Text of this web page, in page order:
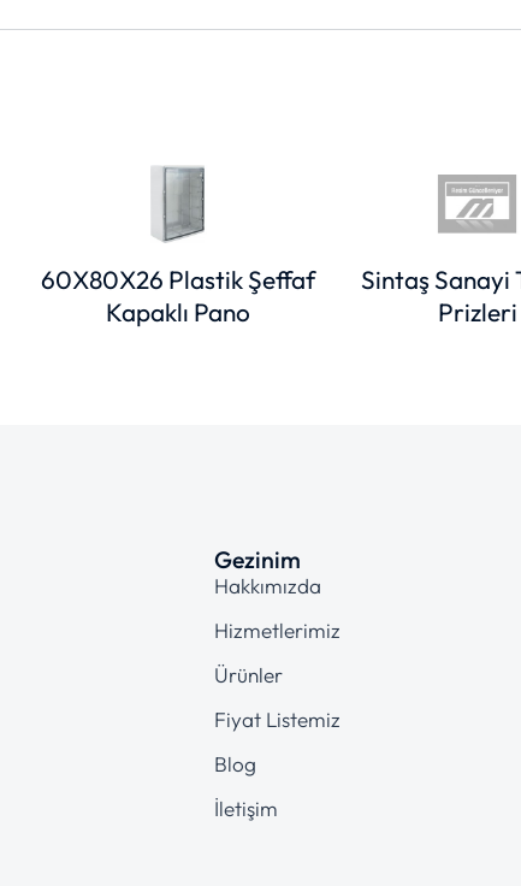
60X80X26 Plastik Şeffaf
Kapaklı Pano
Sintaş Sanayi
Prizleri
Gezinim
Hakkımızda
Hizmetlerimiz
Ürünler
Fiyat Listemiz
Blog
İletişim